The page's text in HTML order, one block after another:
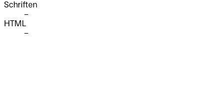
Schriften
–
HTML
–